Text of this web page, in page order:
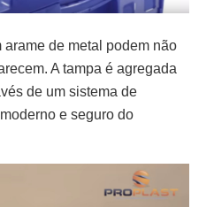
de metal podem não
A tampa é agregada
de um sistema de
e seguro do